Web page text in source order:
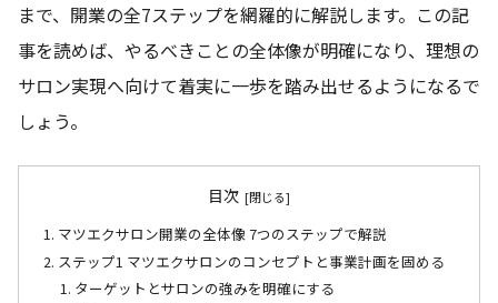
まで、開業の全7ステップを網羅的に解説します。この記
事を読めば、やるべきことの全体像が明確になり、理想の
サロン実現へ向けて着実に一歩を踏み出せるようになるで
しょう。
目次
マツエクサロン開業の全体像 7つのステップで解説
ステップ1 マツエクサロンのコンセプトと事業計画を固める
ターゲットとサロンの強みを明確にする